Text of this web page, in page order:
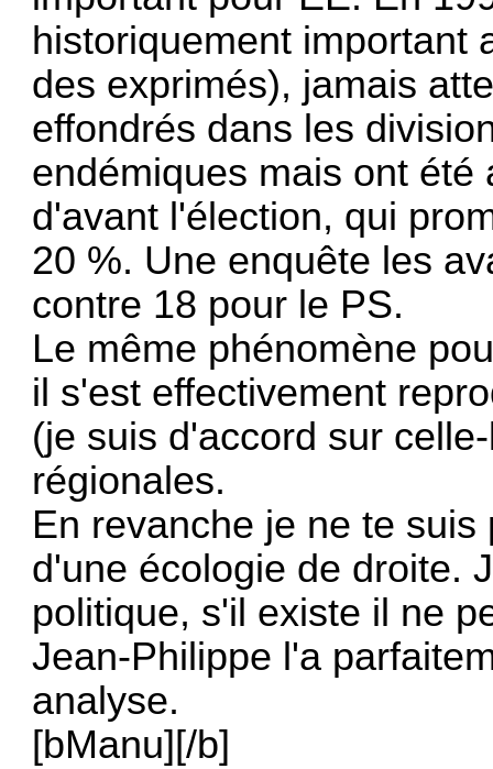
historiquement important
des exprimés), jamais
effondrés dans les
endémiques mais ont
d'avant l'élection, qui
20 %. Une enquête les
contre 18 pour le PS.
Le même phénomène
il s'est effectivement
(je suis d'accord sur
régionales.
En revanche je ne te
d'une écologie de droite.
politique, s'il existe il ne
Jean-Philippe l'a
analyse.
[bManu][/b]